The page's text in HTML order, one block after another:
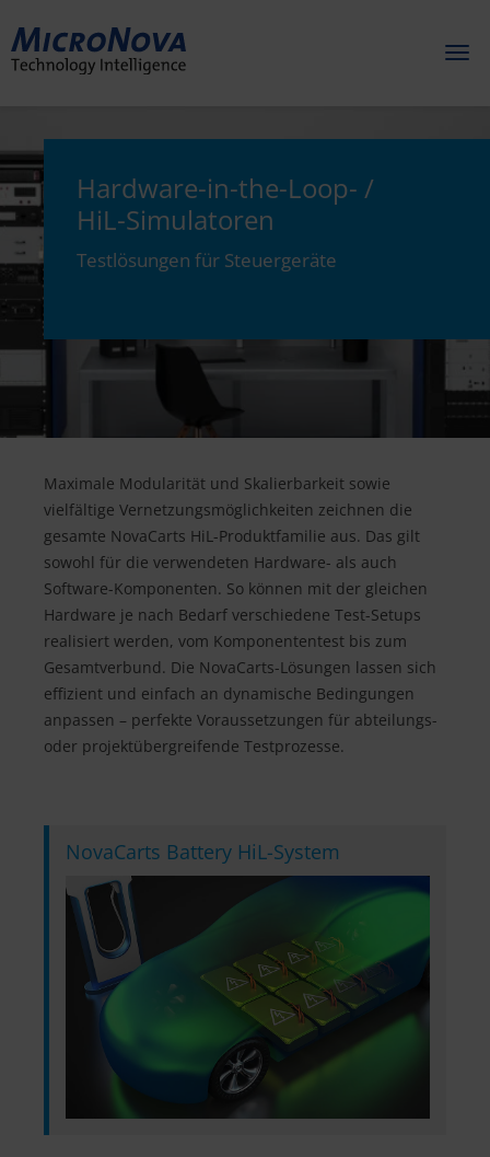
Hardware-in-the-Loop- /
HiL-Simulatoren
Testlösungen für Steuergeräte
Maximale Modularität und Skalierbarkeit sowie
vielfältige Vernetzungsmöglichkeiten zeichnen die
gesamte NovaCarts HiL-Produktfamilie aus. Das gilt
sowohl für die verwendeten Hardware- als auch
Software-Komponenten. So können mit der gleichen
Hardware je nach Bedarf verschiedene Test-Setups
realisiert werden, vom Komponententest bis zum
Gesamtverbund. Die NovaCarts-Lösungen lassen sich
effizient und einfach an dynamische Bedingungen
anpassen – perfekte Voraussetzungen für abteilungs-
oder projektübergreifende Testprozesse.
NovaCarts Battery HiL-System